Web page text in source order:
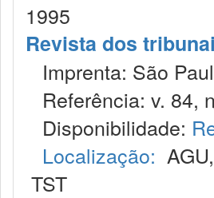
1995
Revista dos
Imprenta: São
Referência: v. 84,
Disponibilidade:
Localização: AGU,
TST